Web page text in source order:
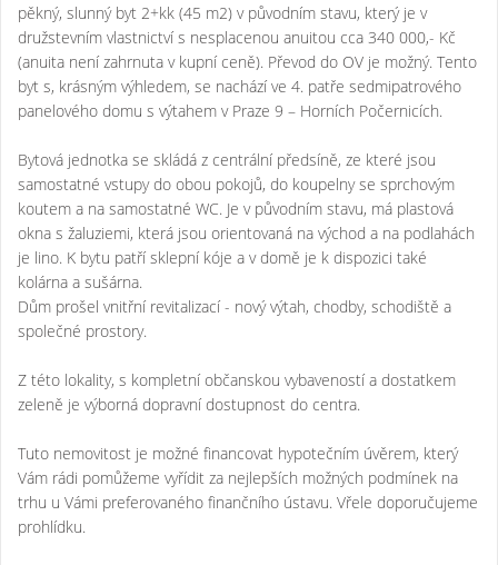
pěkný, slunný byt 2+kk (45 m2) v původním stavu, který je v
družstevním vlastnictví s nesplacenou anuitou cca 340 000,- Kč
(anuita není zahrnuta v kupní ceně). Převod do OV je možný. Tento
byt s, krásným výhledem, se nachází ve 4. patře sedmipatrového
panelového domu s výtahem v Praze 9 – Horních Počernicích.
Bytová jednotka se skládá z centrální předsíně, ze které jsou
samostatné vstupy do obou pokojů, do koupelny se sprchovým
koutem a na samostatné WC. Je v původním stavu, má plastová
okna s žaluziemi, která jsou orientovaná na východ a na podlahách
je lino. K bytu patří sklepní kóje a v domě je k dispozici také
kolárna a sušárna.
Dům prošel vnitřní revitalizací - nový výtah, chodby, schodiště a
společné prostory.
Z této lokality, s kompletní občanskou vybaveností a dostatkem
zeleně je výborná dopravní dostupnost do centra.
Tuto nemovitost je možné financovat hypotečním úvěrem, který
Vám rádi pomůžeme vyřídit za nejlepších možných podmínek na
trhu u Vámi preferovaného finančního ústavu. Vřele doporučujeme
prohlídku.